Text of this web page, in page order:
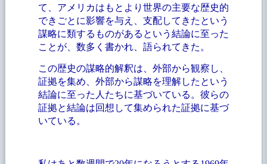
て、アメリカはもとより世界の主要な歴史的
できごとに影響を与え、支配してきたという
謀略に類するものがあるという結論に至った
ことが、数多く書かれ、語られてきた。
この歴史の謀略的解釈は、外部から観察し、
証拠を集め、外部から謀略を理解したという
結論に至った人たちに基づいている。彼らの
証拠と結論は回想して集められた証拠に基づ
いている。